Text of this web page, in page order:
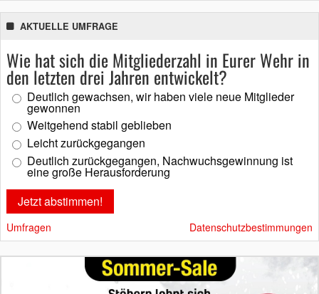
AKTUELLE UMFRAGE
Wie hat sich die Mitgliederzahl in Eurer Wehr in
den letzten drei Jahren entwickelt?
Deutlich gewachsen, wir haben viele neue Mitglieder
gewonnen
Weitgehend stabil geblieben
Leicht zurückgegangen
Deutlich zurückgegangen, Nachwuchsgewinnung ist
eine große Herausforderung
Umfragen Datenschutzbestimmungen